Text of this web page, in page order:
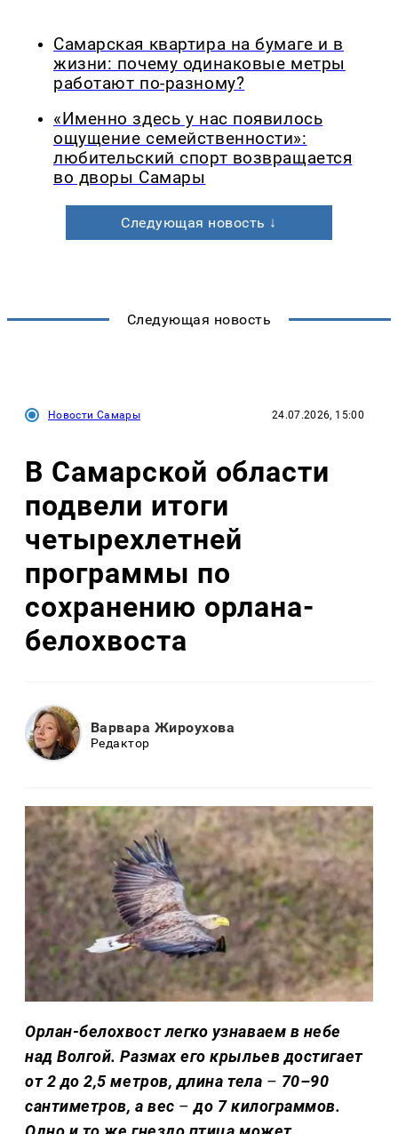
Самарская квартира на бумаге и в
жизни: почему одинаковые метры
работают по-разному?
«Именно здесь у нас появилось
ощущение семейственности»:
любительский спорт возвращается
во дворы Самары
Следующая новость ↓
Следующая новость
Новости Самары 24.07.2026, 15:00
В Самарской области
подвели итоги
четырехлетней
программы по
сохранению орлана-
белохвоста
Варвара Жироухова
Редактор
Орлан-белохвост легко узнаваем в небе
над Волгой. Размах его крыльев достигает
от 2 до 2,5 метров, длина тела – 70–90
сантиметров, а вес – до 7 килограммов.